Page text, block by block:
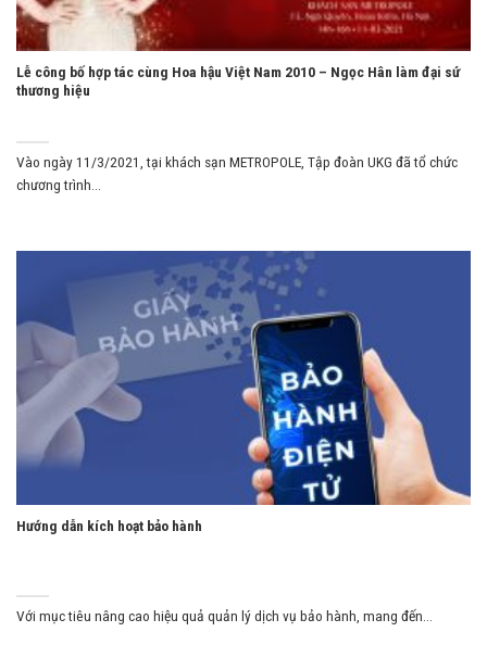
Lễ công bố hợp tác cùng Hoa hậu Việt Nam 2010 – Ngọc Hân làm đại sứ
thương hiệu
Vào ngày 11/3/2021, tại khách sạn METROPOLE, Tập đoàn UKG đã tổ chức
chương trình...
Hướng dẫn kích hoạt bảo hành
Với mục tiêu nâng cao hiệu quả quản lý dịch vụ bảo hành, mang đến...